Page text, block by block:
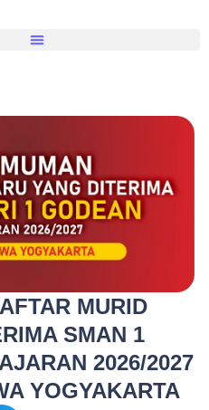
MURID
SMAN 1
2026/2027
YOGYAKARTA